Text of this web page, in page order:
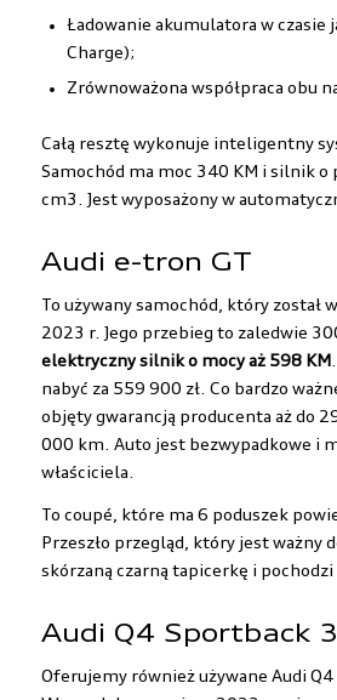
ładowanie akumulatora w czasie jazdy (Battery
Charge);
zrównoważona współpraca obu
Całą resztę wykonuje inteligentny
Samochód ma moc 340 KM i silnik
cm3. Jest wyposażony w
Audi e-tron GT
To używany samochód, który został
2023 r. Jego przebieg to zaledwie
elektryczny silnik o mocy aż 598 KM
nabyć za 559 900 zł. Co bardzo
objęty gwarancją producenta aż do
000 km. Auto jest bezwypadkowe i
właściciela.
To coupé, które ma 6 poduszek
Przeszło przegląd, który jest ważny
skórzaną czarną tapicerkę i pochodzi
Audi Q4 Sportback
Oferujemy również używane Audi Q4